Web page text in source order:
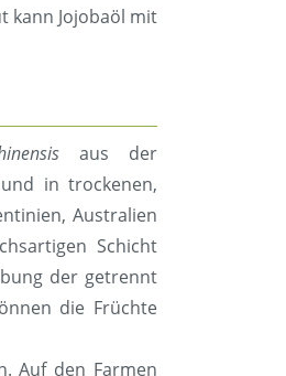
kann Jojobaöl mit
aus der
in trockenen,
Australien
Schicht
der getrennt
die Früchte
Auf den Farmen